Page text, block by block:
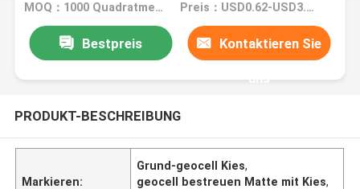
MOQ：1000 Quadratmeter Preis：USD0.62-USD3.2 per square meter
Bestpreis Kontaktieren Sie
uns
PRODUKT-BESCHREIBUNG
Markieren:
Grund-geocell Kies,
geocell bestreuen Matte mit Kies,